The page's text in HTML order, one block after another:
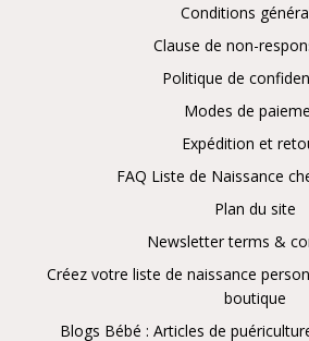
Conditions
Clause de non-
Politique de
Modes de
Expédition et
FAQ Liste de Naissance
Plan du site
Newsletter terms &
Créez votre liste de naissance
boutique
Blogs Bébé : Articles de